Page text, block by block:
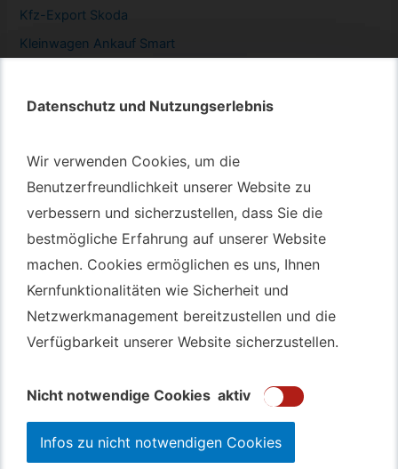
Datenschutz und Nutzungserlebnis
Wir verwenden Cookies, um die
Benutzerfreundlichkeit unserer Website zu
verbessern und sicherzustellen, dass Sie die
bestmögliche Erfahrung auf unserer Website
machen. Cookies ermöglichen es uns, Ihnen
Kernfunktionalitäten wie Sicherheit und
Netzwerkmanagement bereitzustellen und die
Verfügbarkeit unserer Website sicherzustellen.
Nicht notwendige Cookies aktiv
Infos zu nicht notwendigen Cookies
Datenschutz und Nutzungserlebnis
Wir verwenden Cookies, um die
Benutzerfreundlichkeit unserer Website zu
verbessern und sicherzustellen, dass Sie die
bestmögliche Erfahrung auf unserer Website
machen. Cookies ermöglichen es uns, Ihnen
Kernfunktionalitäten wie Sicherheit und
Netzwerkmanagement bereitzustellen und die
Verfügbarkeit unserer Website sicherzustellen.
Nicht notwendige Cookies aktiv
Infos zu nicht notwendigen Cookies
Kfz-Export Skoda
Kleinwagen Ankauf Smart
Autotransport Bochum
Autotransport Düsseldorf
Autotransport Essen
Autoexport Gelsenkirchen
Autoexport Herne
GebrauchtwagenAnkauf Bochum